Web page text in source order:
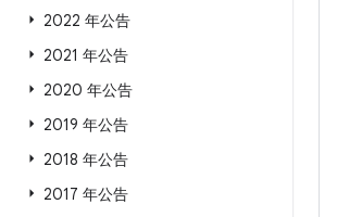
2022 年公告
2021 年公告
2020 年公告
2019 年公告
2018 年公告
2017 年公告